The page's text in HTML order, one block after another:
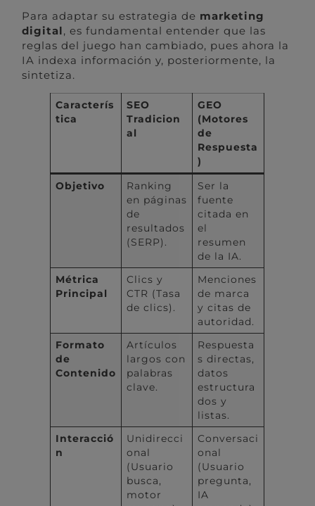
Para adaptar su estrategia de marketing
digital, es fundamental entender que las
reglas del juego han cambiado, pues ahora la
IA indexa información y, posteriormente, la
sintetiza.
Caracterís
tica
SEO
Tradicion
al
GEO
(Motores
de
Respuesta
)
Objetivo
Ranking
en páginas
de
resultados
(SERP).
Ser la
fuente
citada en
el
resumen
de la IA.
Métrica
Principal
Clics y
CTR (Tasa
de clics).
Menciones
de marca
y citas de
autoridad.
Formato
de
Contenido
Artículos
largos con
palabras
clave.
Respuesta
s directas,
datos
estructura
dos y
listas.
Interacció
n
Unidirecci
onal
(Usuario
busca,
motor
Conversaci
onal
(Usuario
pregunta,
IA